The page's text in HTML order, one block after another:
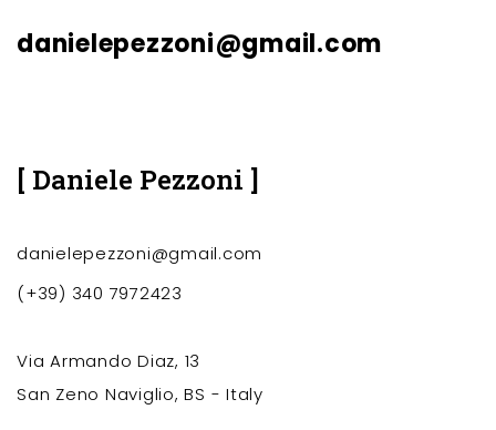
danielepezzoni@gmail.com
[ Daniele Pezzoni ]
danielepezzoni@gmail.com
(+39) 340 7972423
Via Armando Diaz, 13
San Zeno Naviglio, BS - Italy